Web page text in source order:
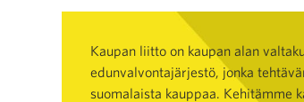
Kaupan liitto on kaupan alan
edunvalvontajärjestö, jonka
suomalaista kauppaa. Kehitämme